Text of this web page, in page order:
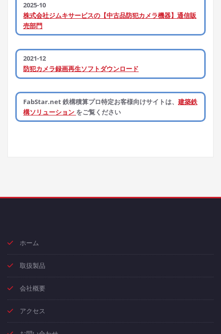
2025-10
株式会社ジムキサービスの【中古品防犯カメラ機器】通信販
売部門
2021-12
防犯カメラ録画再生ソフトダウンロード
FabStar.net 鉄構積算プロ特定お客様向けサイトは、建築鉄
構ソリューション をご覧ください
ホーム
取扱製品
会社概要
アクセス